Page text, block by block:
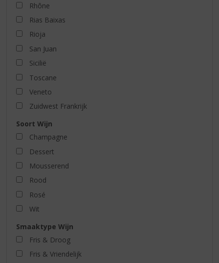
Rhône
Rias Baixas
Rioja
San Juan
Sicilië
Toscane
Veneto
Zuidwest Frankrijk
Soort Wijn
Champagne
Dessert
Mousserend
Rood
Rosé
Wit
Smaaktype Wijn
Fris & Droog
Fris & Vriendelijk